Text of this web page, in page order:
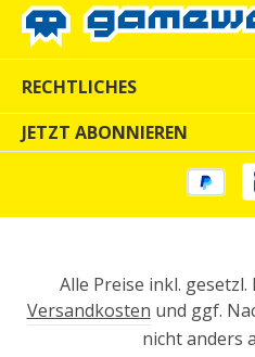
RECHTLICHES
JETZT ABONNIEREN
Alle Preise inkl.
Versandkosten und ggf.
nicht anders